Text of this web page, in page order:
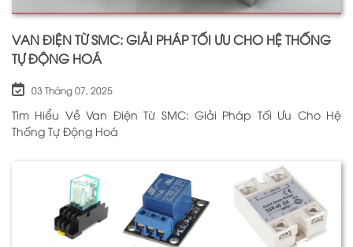
VAN ĐIỆN TỪ SMC: GIẢI PHÁP TỐI ƯU CHO HỆ THỐNG
TỰ ĐỘNG HOÁ
03 Tháng 07, 2025
Tìm Hiểu Về Van Điện Từ SMC: Giải Pháp Tối Ưu Cho Hệ
Thống Tự Động Hoá